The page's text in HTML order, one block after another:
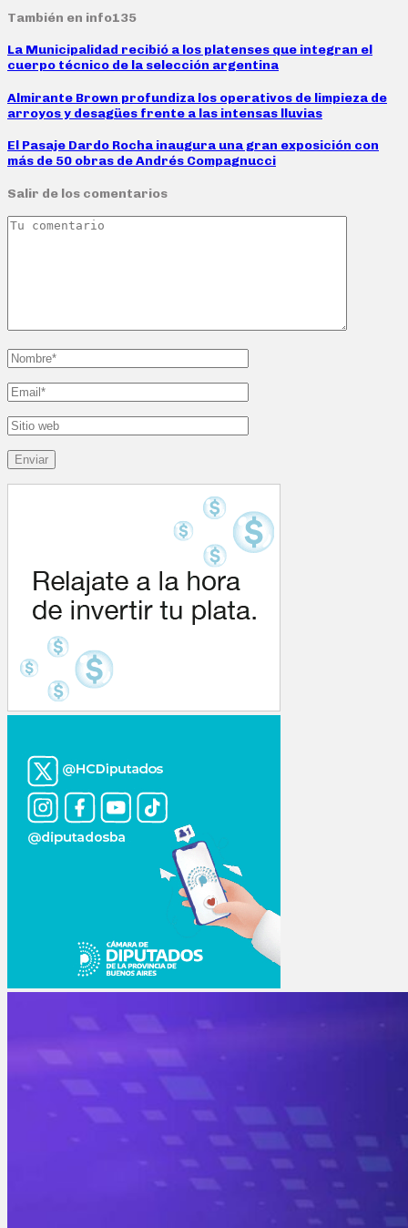
También en info135
La Municipalidad recibió a los platenses que integran el
cuerpo técnico de la selección argentina
Almirante Brown profundiza los operativos de limpieza de
arroyos y desagües frente a las intensas lluvias
El Pasaje Dardo Rocha inaugura una gran exposición con
más de 50 obras de Andrés Compagnucci
Salir de los comentarios